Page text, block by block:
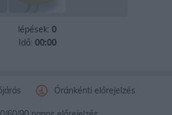
Óránkénti előrejelzés
lépések: 0
Idő: 00:00